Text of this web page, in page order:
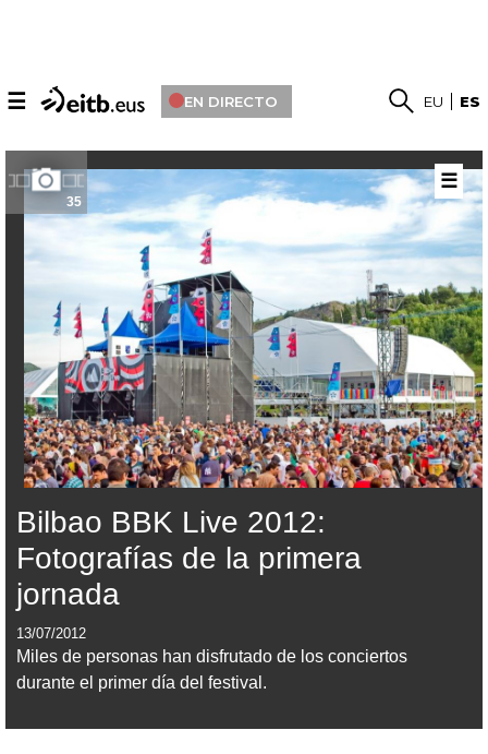
☰ EN DIRECTO EU ES
35
Bilbao BBK Live 2012:
Fotografías de la primera
jornada
13/07/2012
Miles de personas han disfrutado de los conciertos
durante el primer día del festival.
☰